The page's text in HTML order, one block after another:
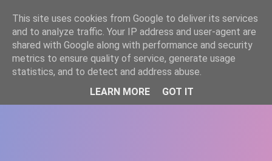
WWW.GAZISTI.RO
This site uses cookies from Google to deliver its services
and to analyze traffic. Your IP address and user-agent are
shared with Google along with performance and security
metrics to ensure quality of service, generate usage
statistics, and to detect and address abuse.
LEARN MORE
GOT IT